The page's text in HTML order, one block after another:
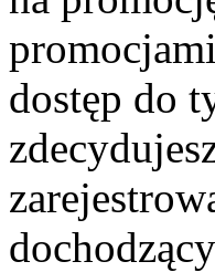
dostęp do